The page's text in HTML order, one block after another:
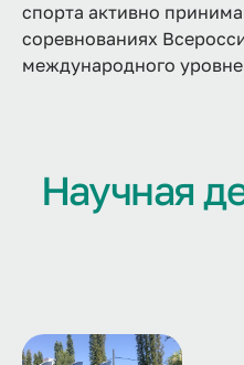
спорта активно
соревнованиях
международного
Научная